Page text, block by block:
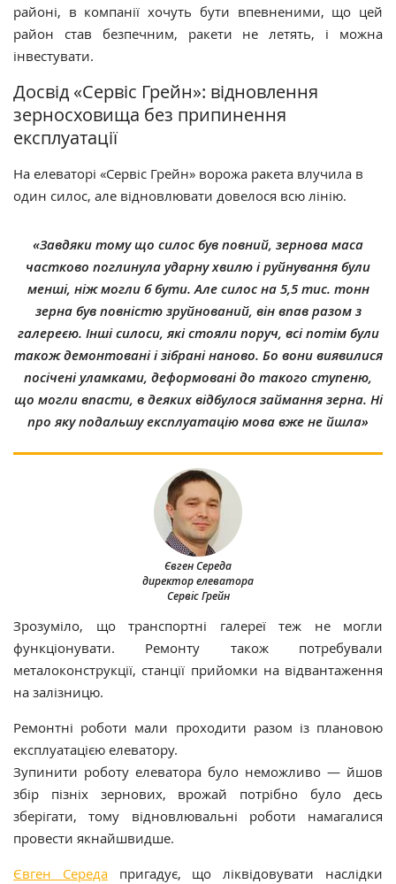
районі, в компанії хочуть бути впевненими, що цей
район став безпечним, ракети не летять, і можна
інвестувати.
Досвід «Сервіс Грейн»: відновлення
зерносховища без припинення
експлуатації
На елеваторі «Сервіс Грейн» ворожа ракета влучила в
один силос, але відновлювати довелося всю лінію.
Євген Середа
директор елеватора
Сервіс Грейн
«Завдяки тому що силос був повний, зернова маса
частково поглинула ударну хвилю і руйнування були
менші, ніж могли б бути. Але силос на 5,5 тис. тонн
зерна був повністю зруйнований, він впав разом з
галереєю. Інші силоси, які стояли поруч, всі потім були
також демонтовані і зібрані наново. Бо вони виявилися
посічені уламками, деформовані до такого ступеню,
що могли впасти, в деяких відбулося займання зерна. Ні
про яку подальшу експлуатацію мова вже не йшла»
Зрозуміло, що транспортні галереї теж не могли
функціонувати. Ремонту також потребували
металоконструкції, станції прийомки на відвантаження
на залізницю.
Ремонтні роботи мали проходити разом із плановою
експлуатацією елеватору.
Зупинити роботу елеватора було неможливо — йшов
збір пізніх зернових, врожай потрібно було десь
зберігати, тому відновлювальні роботи намагалися
провести якнайшвидше.
Євген Середапригадує, що ліквідовувати наслідки